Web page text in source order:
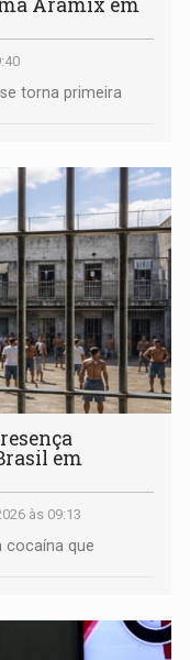
torna primeira
em
às 09:13
cocaína que